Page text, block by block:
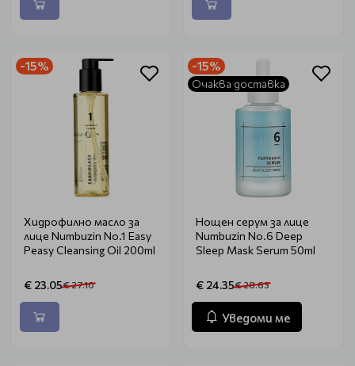
-15%
Хидрофилно масло за
лице Numbuzin No.1 Easy
Peasy Cleansing Oil 200ml
€ 23.05€ 27.10
-15%
Очаква доставка
Нощен серум за лице
Numbuzin No.6 Deep
Sleep Mask Serum 50ml
€ 24.35€ 28.63
Уведоми ме